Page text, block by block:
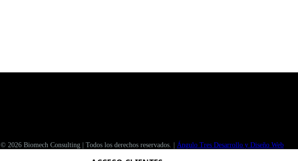
© 2026 Biomech Consulting | Todos los derechos reservados. | Ángulo Tres Desarrollo y Diseño Web